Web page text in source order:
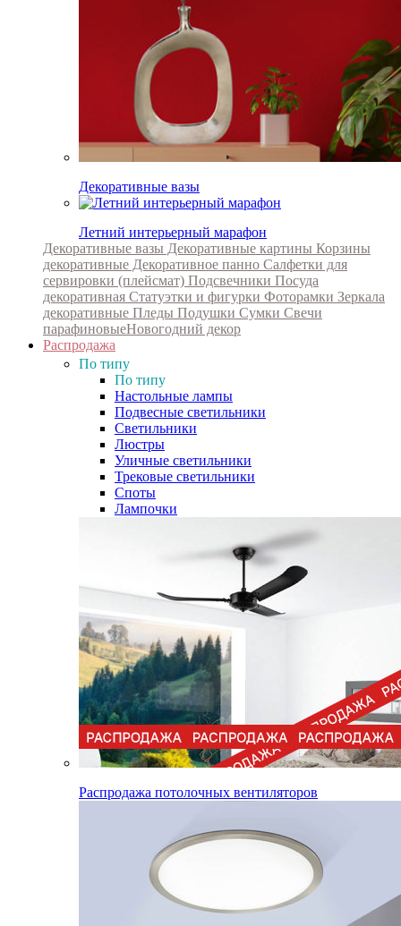
Декоративные вазы
Летний интерьерный марафон
Декоративные вазы Декоративные картины Корзины
декоративные Декоративное панно Салфетки для
сервировки (плейсмат) Подсвечники Посуда
декоративная Статуэтки и фигурки Фоторамки Зеркала
декоративные Пледы Подушки Сумки Свечи
парафиновыеНовогодний декор
Распродажа
По типу
По типу
Настольные лампы
Подвесные светильники
Светильники
Люстры
Уличные светильники
Трековые светильники
Споты
Лампочки
Распродажа потолочных вентиляторов